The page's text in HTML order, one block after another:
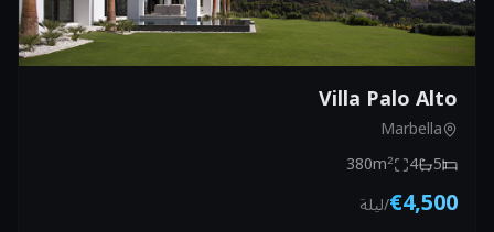
Villa Palo Alto
Marbella
5
4
380m²
€4,500
/ليلة